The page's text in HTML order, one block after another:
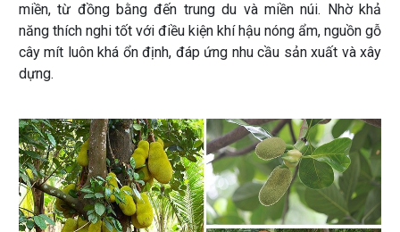
miền, từ đồng bằng đến trung du và miền núi. Nhờ khả
năng thích nghi tốt với điều kiện khí hậu nóng ẩm, nguồn gỗ
cây mít luôn khá ổn định, đáp ứng nhu cầu sản xuất và xây
dựng.